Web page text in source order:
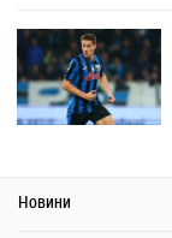
Новини